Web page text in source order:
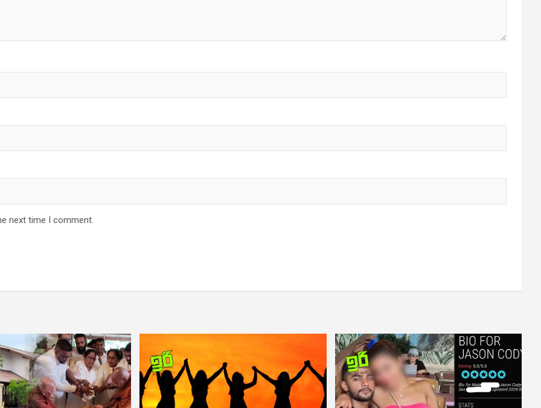
next time I comment.